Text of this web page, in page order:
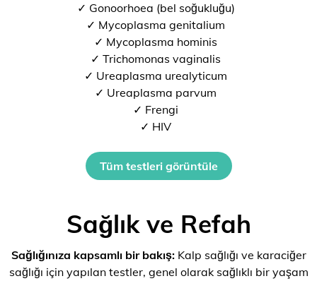
✓ Gonoorhoea (bel soğukluğu)
✓ Mycoplasma genitalium
✓ Mycoplasma hominis
✓ Trichomonas vaginalis
✓ Ureaplasma urealyticum
✓ Ureaplasma parvum
✓ Frengi
✓ HIV
Tüm testleri görüntüle
Sağlık ve Refah
Sağlığınıza kapsamlı bir bakış:Kalp sağlığı ve karaciğer
sağlığı için yapılan testler, genel olarak sağlıklı bir yaşam